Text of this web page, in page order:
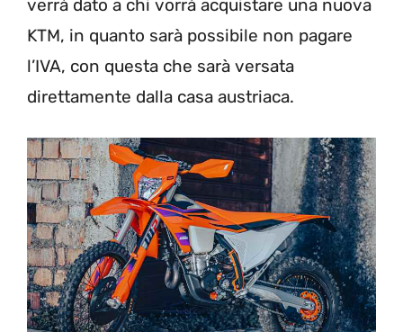
verrà dato a chi vorrà acquistare una nuova
KTM, in quanto sarà possibile non pagare
l’IVA, con questa che sarà versata
direttamente dalla casa austriaca.